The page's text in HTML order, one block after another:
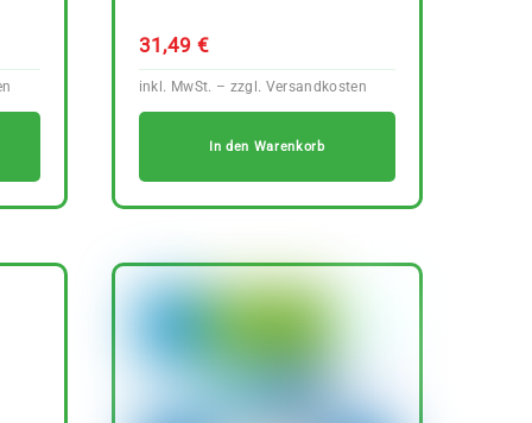
31,49 €
In den Warenkorb